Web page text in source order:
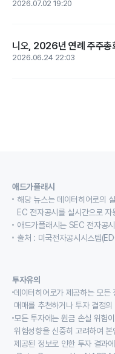
2026.07.02 19:20
니오, 2026년 연례 주주총
2026.06.24 22:03
애드가플래시
해당 뉴스는 데이터히어로의
EC 전자공시를 실시간으로
애드가플래시는 SEC 전자공
출처 : 미국전자공시시스템
투자유의
데이터히어로가 제공하는 모든
매매를 추천하거나 투자 결정
모든 투자에는 원금 손실 위험
위험성향을 신중히 고려하여
제공된 정보로 인한 투자 결과